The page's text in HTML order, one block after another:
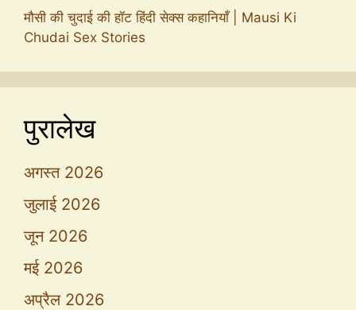
मौसी की चुदाई की हॉट हिंदी सेक्स कहानियाँ | Mausi Ki
Chudai Sex Stories
पुरालेख
अगस्त 2026
जुलाई 2026
जून 2026
मई 2026
अप्रैल 2026